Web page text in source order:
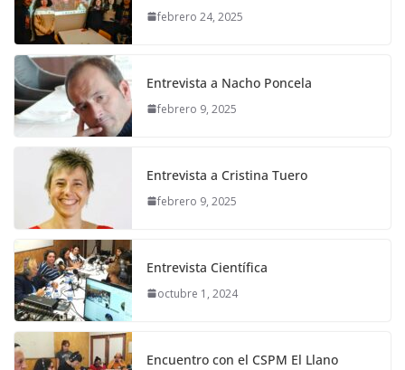
febrero 24, 2025
Entrevista a Nacho Poncela
febrero 9, 2025
Entrevista a Cristina Tuero
febrero 9, 2025
Entrevista Científica
octubre 1, 2024
Encuentro con el CSPM El Llano